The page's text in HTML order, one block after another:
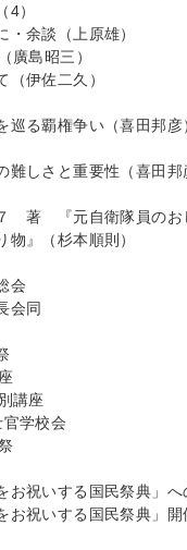
4）
余談（上原雄）
廣島昭三）
（伊佐二久）
る覇権争い（喜田邦彦
しさと重要性（喜田邦
著 『元自衛隊員のお
物』（杉本順則）
会
会同
講座
学校会
お祝いする国民祭典」
お祝いする国民祭典」